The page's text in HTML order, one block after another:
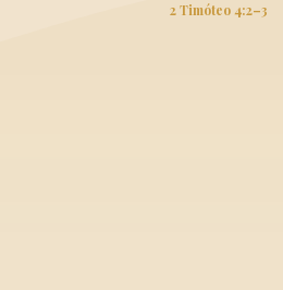
2 Timóteo 4:2–3